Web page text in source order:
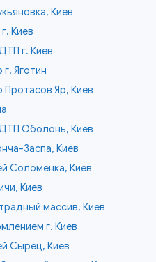
Киев
Киев
г. Киев
Яготин
Протасов Яр, Киев
Оболонь, Киев
Заспа, Киев
Соломенка, Киев
Киев
массив, Киев
г. Киев
Сырец, Киев